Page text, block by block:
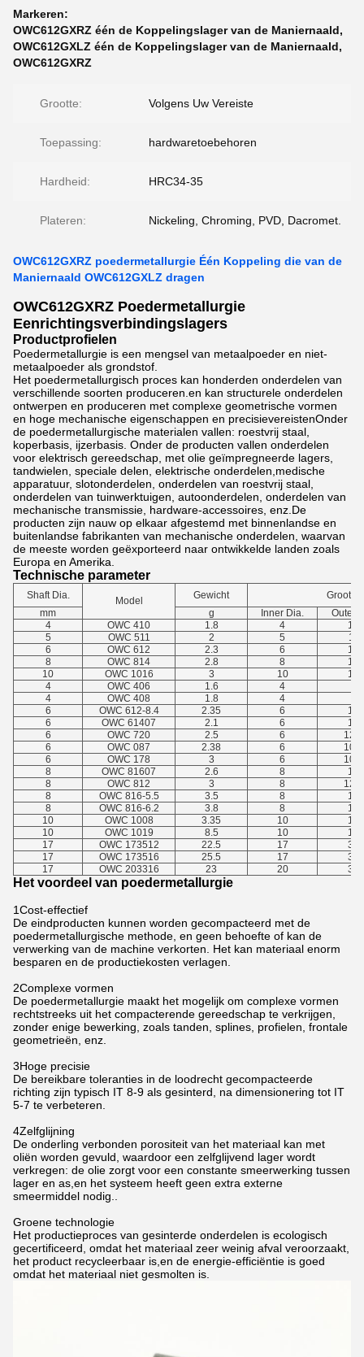
Markeren:
OWC612GXRZ één de Koppelingslager van de Maniernaald,
OWC612GXLZ één de Koppelingslager van de Maniernaald,
OWC612GXRZ
Grootte: Volgens Uw Vereiste
Toepassing: hardwaretoebehoren
Hardheid: HRC34-35
Plateren: Nickeling, Chroming, PVD, Dacromet.
OWC612GXRZ poedermetallurgie Één Koppeling die van de
Maniernaald OWC612GXLZ dragen
OWC612GXRZ Poedermetallurgie
Eenrichtingsverbindingslagers
Productprofielen
Poedermetallurgie is een mengsel van metaalpoeder en niet-
metaalpoeder als grondstof.
Het poedermetallurgisch proces kan honderden onderdelen van
verschillende soorten produceren.en kan structurele onderdelen
ontwerpen en produceren met complexe geometrische vormen
en hoge mechanische eigenschappen en precisievereistenOnder
de poedermetallurgische materialen vallen: roestvrij staal,
koperbasis, ijzerbasis. Onder de producten vallen onderdelen
voor elektrisch gereedschap, met olie geïmpregneerde lagers,
tandwielen, speciale delen, elektrische onderdelen,medische
apparatuur, slotonderdelen, onderdelen van roestvrij staal,
onderdelen van tuinwerktuigen, autoonderdelen, onderdelen van
mechanische transmissie, hardware-accessoires, enz.De
producten zijn nauw op elkaar afgestemd met binnenlandse en
buitenlandse fabrikanten van mechanische onderdelen, waarvan
de meeste worden geëxporteerd naar ontwikkelde landen zoals
Europa en Amerika.
Technische parameter
Shaft Dia. Model Gewicht
Grootte
mm
g Inner Dia.
Outer
4
OWC 410 1.8 4
10
5
OWC 511 2 5
11
6
OWC 612 2.3 6
12
8
OWC 814 2.8 8
14
10
OWC 1016 3 10
16
4
OWC 406 1.6 4
4
OWC 408 1.8 4
6
OWC 612-8.4 2.35 6
12
6
OWC 61407 2.1 6
14
6
OWC 720 2.5 6
12.7
6
OWC 087 2.38 6
10.2
6
OWC 178 3 6
10.2
8
OWC 81607 2.6 8
16
8
OWC 812 3 8
12.7
8
OWC 816-5.5 3.5 8
16
8
OWC 816-6.2 3.8 8
16
10
OWC 1008 3.35 10
16
10
OWC 1019 8.5 10
19
17
OWC 173512 22.5 17
35
17
OWC 173516 25.5 17
35
17
OWC 203316 23 20 33
Het voordeel van poedermetallurgie
1Cost-effectief
De eindproducten kunnen worden gecompacteerd met de
poedermetallurgische methode, en geen behoefte of kan de
verwerking van de machine verkorten. Het kan materiaal enorm
besparen en de productiekosten verlagen.
2Complexe vormen
De poedermetallurgie maakt het mogelijk om complexe vormen
rechtstreeks uit het compacterende gereedschap te verkrijgen,
zonder enige bewerking, zoals tanden, splines, profielen, frontale
geometrieën, enz.
3Hoge precisie
De bereikbare toleranties in de loodrecht gecompacteerde
richting zijn typisch IT 8-9 als gesinterd, na dimensionering tot IT
5-7 te verbeteren.
4Zelfglijning
De onderling verbonden porositeit van het materiaal kan met
oliën worden gevuld, waardoor een zelfglijvend lager wordt
verkregen: de olie zorgt voor een constante smeerwerking tussen
lager en as,en het systeem heeft geen extra externe
smeermiddel nodig..
Groene technologie
Het productieproces van gesinterde onderdelen is ecologisch
gecertificeerd, omdat het materiaal zeer weinig afval veroorzaakt,
het product recycleerbaar is,en de energie-efficiëntie is goed
omdat het materiaal niet gesmolten is.